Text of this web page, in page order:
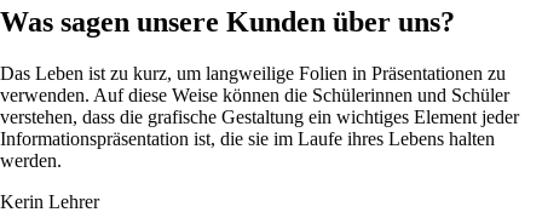
Was sagen unsere Kunden über uns?
Das Leben ist zu kurz, um langweilige Folien in Präsentationen zu
verwenden. Auf diese Weise können die Schülerinnen und Schüler
verstehen, dass die grafische Gestaltung ein wichtiges Element jeder
Informationspräsentation ist, die sie im Laufe ihres Lebens halten
werden.
Kerin Lehrer